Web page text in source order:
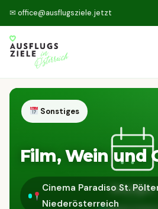
✉ office@ausflugsziele.jetzt
Sonstiges
Film, Wein und
Cinema Paradiso St.
Niederösterreich